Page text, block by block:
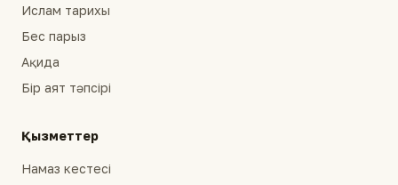
Ислам тарихы
Бес парыз
Ақида
Бір аят тәпсірі
Қызметтер
Намаз кестесі